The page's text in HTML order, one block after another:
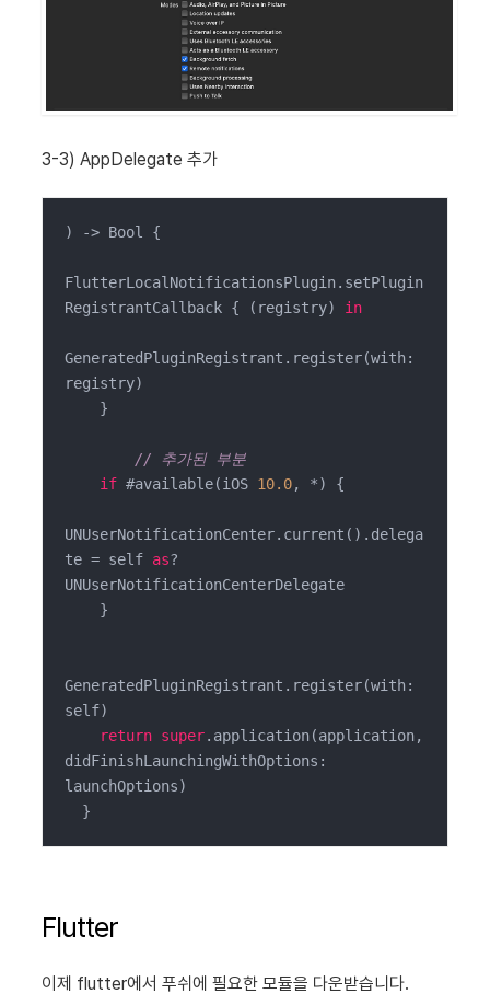
3-3) AppDelegate 추가
) -> Bool {
FlutterLocalNotificationsPlugin.setPlugin
RegistrantCallback { (registry) in
GeneratedPluginRegistrant.register(with:
registry)
// 추가된 부분
if #available(iOS 10.0, *) {
UNUserNotificationCenter.current().delega
te = self as?
UNUserNotificationCenterDelegate
GeneratedPluginRegistrant.register(with:
self)
return super.application(application,
didFinishLaunchingWithOptions:
launchOptions)
  }
Flutter
이제 flutter에서 푸쉬에 필요한 모듈을 다운받습니다.